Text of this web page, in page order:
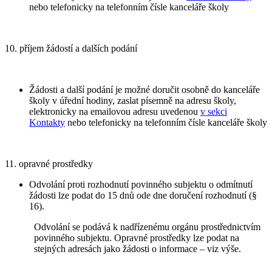
nebo telefonicky na telefonním čísle kanceláře školy
10. příjem žádostí a dalších podání
Žádosti a další podání je možné doručit osobně do kanceláře
školy v úřední hodiny, zaslat písemně na adresu školy,
elektronicky na emailovou adresu uvedenou v sekci
Kontakty nebo telefonicky na telefonním čísle kanceláře školy
11. opravné prostředky
Odvolání proti rozhodnutí povinného subjektu o odmítnutí
žádosti lze podat do 15 dnů ode dne doručení rozhodnutí (§
16).
Odvolání se podává k nadřízenému orgánu prostřednictvím
povinného subjektu. Opravné prostředky lze podat na
stejných adresách jako žádosti o informace – viz výše.